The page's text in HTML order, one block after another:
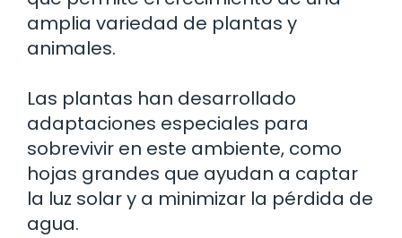
amplia variedad de plantas y
animales.
Las plantas han desarrollado
adaptaciones especiales para
sobrevivir en este ambiente, como
hojas grandes que ayudan a captar
la luz solar y a minimizar la pérdida de
agua.